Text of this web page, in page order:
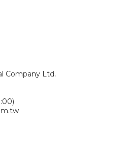
Company Ltd.